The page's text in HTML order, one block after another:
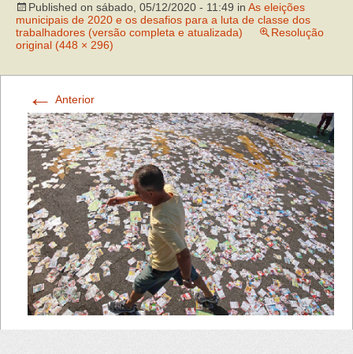
Published on sábado, 05/12/2020 - 11:49 in As eleições
municipais de 2020 e os desafios para a luta de classe dos
trabalhadores (versão completa e atualizada)
Resolução
original (448 × 296)
← Anterior